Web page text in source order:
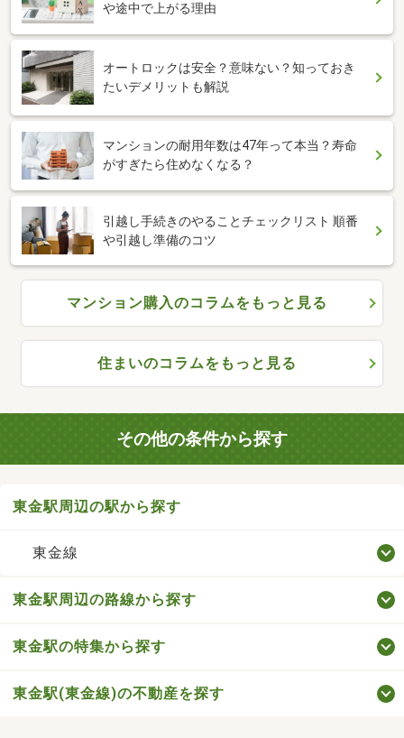
や途中で上がる理由
オートロックは安全？意味ない？知っておき
たいデメリットも解説
マンションの耐用年数は47年って本当？寿命
がすぎたら住めなくなる？
引越し手続きのやることチェックリスト 順番
や引越し準備のコツ
マンション購入のコラムをもっと見る
住まいのコラムをもっと見る
その他の条件から探す
東金駅周辺の駅から探す
東金線
東金駅周辺の路線から探す
東金駅の特集から探す
東金駅(東金線)の不動産を探す